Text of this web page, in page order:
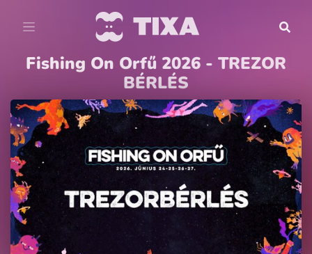
Fishing On Orfű 2026 - TREZOR
BÉRLÉS